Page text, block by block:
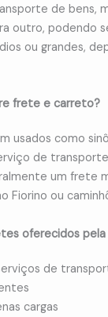
de bens,
outro, podendo
ou grandes,
frete e carreto?
usados como
de
um frete
Fiorino ou
oferecidos pela
de
cargas